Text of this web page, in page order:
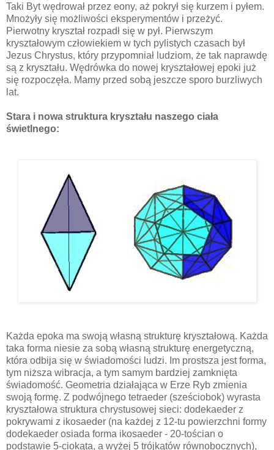
Taki Byt wędrował przez eony, aż pokrył się kurzem i pyłem.
Mnożyły się możliwości eksperymentów i przeżyć.
Pierwotny kryształ rozpadł się w pył. Pierwszym
kryształowym człowiekiem w tych pylistych czasach był
Jezus Chrystus, który przypomniał ludziom, że tak naprawdę
są z kryształu. Wędrówka do nowej kryształowej epoki już
się rozpoczęła. Mamy przed sobą jeszcze sporo burzliwych
lat.
Stara i nowa struktura kryształu naszego ciała
świetlnego:
Każda epoka ma swoją własną strukturę kryształową. Każda
taka forma niesie za sobą własną strukturę energetyczną,
która odbija się w świadomości ludzi. Im prostsza jest forma,
tym niższa wibracja, a tym samym bardziej zamknięta
świadomość. Geometria działająca w Erze Ryb zmienia
swoją formę. Z podwójnego tetraeder (sześciobok) wyrasta
kryształowa struktura chrystusowej sieci: dodekaeder z
pokrywami z ikosaeder (na każdej z 12-tu powierzchni formy
dodekaeder osiada forma ikosaeder - 20-tościan o
podstawie 5-ciokąta, a wyżej 5 trójkątów równobocznych),